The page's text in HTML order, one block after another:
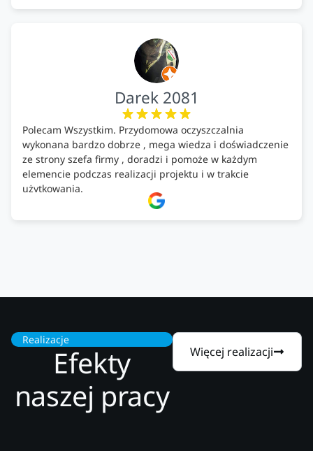
Darek 2081
Polecam Wszystkim. Przydomowa oczyszczalnia
wykonana bardzo dobrze , mega wiedza i doświadczenie
ze strony szefa firmy , doradzi i pomoże w każdym
elemencie podczas realizacji projektu i w trakcie
użytkowania.
Firma godna zaufania. Tak trzymać!
Realizacje
Efekty
naszej pracy
Więcej realizacji